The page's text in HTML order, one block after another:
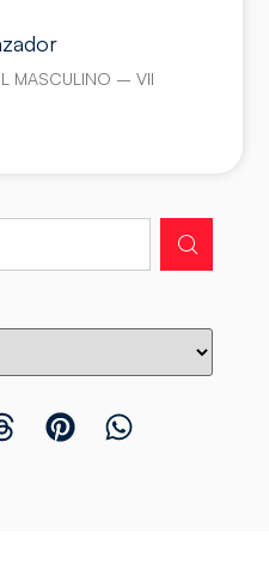
MASCULINO – VII